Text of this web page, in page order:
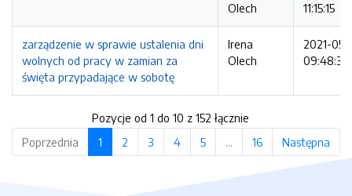
Olech
11:15:15
zarządzenie w sprawie ustalenia dni
wolnych od pracy w zamian za
święta przypadające w sobotę
Irena
Olech
2021-05-
09:48:36
Pozycje od 1 do 10 z 152 łącznie
Poprzednia
1 2 3 4 5 … 16 Następna